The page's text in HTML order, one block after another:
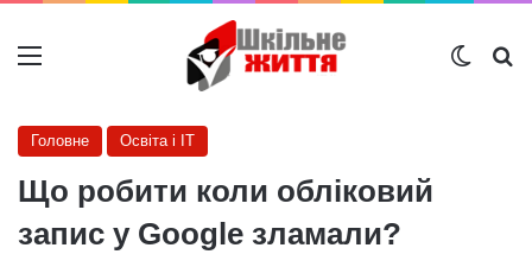
Меню
Головне Освіта і IT
Що робити коли обліковий
запис у Google зламали?